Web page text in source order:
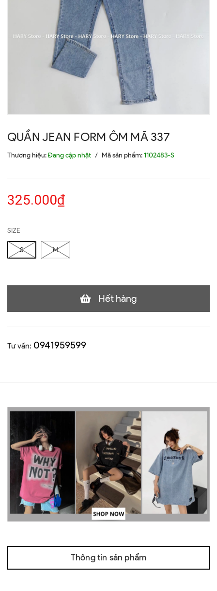
QUẦN JEAN FORM ÔM MÃ 337
Thương hiệu:Đang cập nhật / Mã sản phẩm:1102483-S
325.000₫
SIZE
S M
Hết hàng
Tư vấn: 0941959599
Thông tin sản phẩm